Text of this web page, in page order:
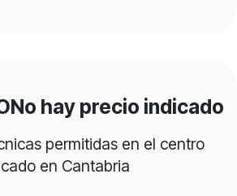
No hay precio indicado
permitidas en el centro
en Cantabria